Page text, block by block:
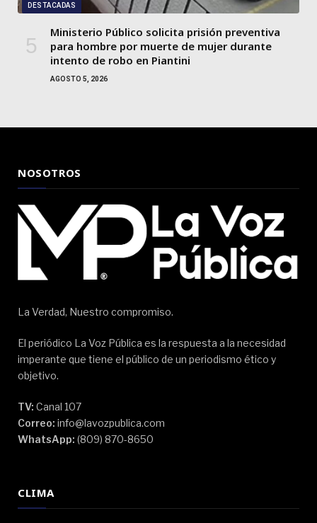
DESTACADAS
Ministerio Público solicita prisión preventiva
para hombre por muerte de mujer durante
intento de robo en Piantini
AGOSTO 5, 2026
NOSOTROS
La Verdad, Nuestro compromiso.
El periódico La Voz Pública es la respuesta a la necesidad
imperante que tiene el público de un periodismo ético y
objetivo.
TV: Canal 107
Correo: info@lavozpublica.com
WhatsApp: (809) 870-8650
CLIMA